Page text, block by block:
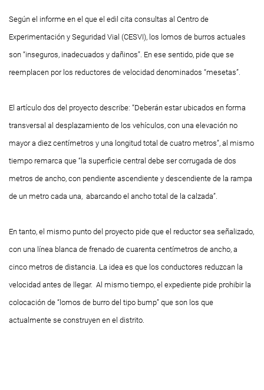
Según el informe en el que el edil cita consultas al Centro de
Experimentación y Seguridad Vial (CESVI), los lomos de burros actuales
son “inseguros, inadecuados y dañinos”. En ese sentido, pide que se
reemplacen por los reductores de velocidad denominados “mesetas”.
El artículo dos del proyecto describe: “Deberán estar ubicados en forma
transversal al desplazamiento de los vehículos, con una elevación no
mayor a diez centímetros y una longitud total de cuatro metros”, al mismo
tiempo remarca que “la superficie central debe ser corrugada de dos
metros de ancho, con pendiente ascendiente y descendiente de la rampa
de un metro cada una, abarcando el ancho total de la calzada”.
En tanto, el mismo punto del proyecto pide que el reductor sea señalizado,
con una línea blanca de frenado de cuarenta centímetros de ancho, a
cinco metros de distancia. La idea es que los conductores reduzcan la
velocidad antes de llegar. Al mismo tiempo, el expediente pide prohibir la
colocación de “lomos de burro del tipo bump” que son los que
actualmente se construyen en el distrito.